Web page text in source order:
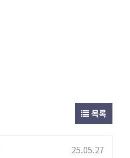
목록
25.05.27